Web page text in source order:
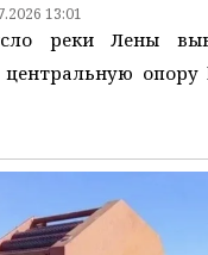
13:01
реки Лены